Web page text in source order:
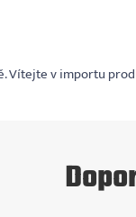
Vítejte v importu